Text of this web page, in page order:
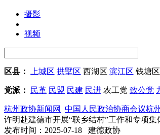
摄影
视频
区县： 上城区 拱墅区 西湖区 滨江区 钱塘区
党派： 民革 民盟 民建 民进 农工党 致公党
杭州政协新闻网 中国人民政治协商会议杭
许明赴建德市开展“联乡结村”工作和专项
发布时间：2025-07-18 建德政协